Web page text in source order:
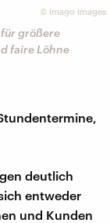
© imago images
größere
faire Löhne
deutlich
entweder
und Kunden